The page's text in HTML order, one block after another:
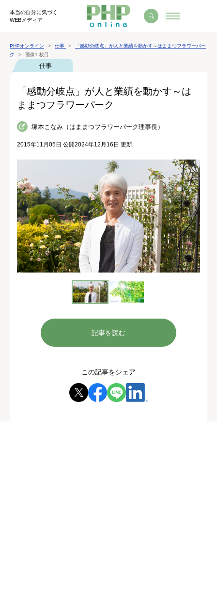
本当の自分に気づく
WEBメディア
PHPオンライン 仕事
「感動分岐点」が人と業績を動かす～はままつフラワーパー
ク
画像1 枚目
仕事
「感動分岐点」が人と業績を動かす～は
ままつフラワーパーク
塚本こなみ（はままつフラワーパーク理事長）
2015年11月05日 公開2024年12月16日 更新
記事を読む
この記事をシェア